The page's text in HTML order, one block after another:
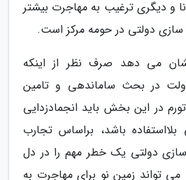
و دیگری ترغیب به مهاجرت بیشتر
دولتی در حومه مرکز است.
می دهد صرف نظر از اینکه
در بحث ساماندهی و تامین
در این بخش باید انجمادزدایی
باشد، براساس تجارب
دولتی یک خطر مهم را در دل
تواند زمین نو برای مهاجرت به